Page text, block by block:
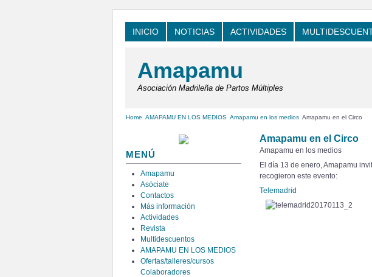
INICIO NOTICIAS ACTIVIDADES
Amapamu
Asociación Madrileña de Partos Múltiples
Home AMAPAMU EN LOS MEDIOS Amapamu en los medios Amapamu en el Circo
MENÚ
Amapamu
Asóciate
Contactos
Más información
Actividades
Revista
Multidescuentos
AMAPAMU EN LOS MEDIOS
Ofertas/talleres/cursos
Colaboradores
Amapamu en el Circo
Amapamu en los medios
El día 13 de enero, Amapamu
recogieron este evento:
Telemadrid